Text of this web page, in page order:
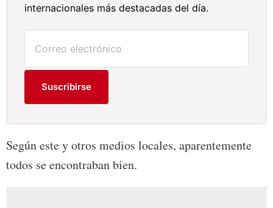
internacionales más destacadas del día.
Suscribirse
Según este y otros medios locales, aparentemente
todos se encontraban bien.